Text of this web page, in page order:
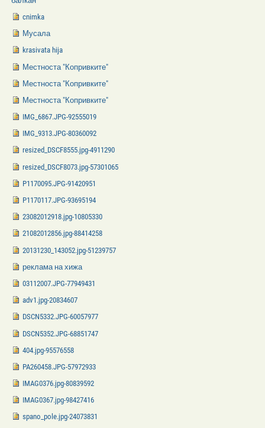
cnimka
Мусала
krasivata hija
Местноста "Копривките"
Местноста "Копривките"
Местноста "Копривките"
IMG_6867.JPG-92555019
IMG_9313.JPG-80360092
resized_DSCF8555.jpg-4911290
resized_DSCF8073.jpg-57301065
P1170095.JPG-91420951
P1170117.JPG-93695194
23082012918.jpg-10805330
21082012856.jpg-88414258
20131230_143052.jpg-51239757
реклама на хижа
03112007.JPG-77949431
adv1.jpg-20834607
DSCN5332.JPG-60057977
DSCN5352.JPG-68851747
404.jpg-95576558
PA260458.JPG-57972933
IMAG0376.jpg-80839592
IMAG0367.jpg-98427416
spano_pole.jpg-24073831